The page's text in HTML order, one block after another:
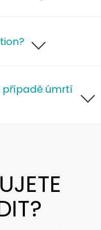
případě úmrtí